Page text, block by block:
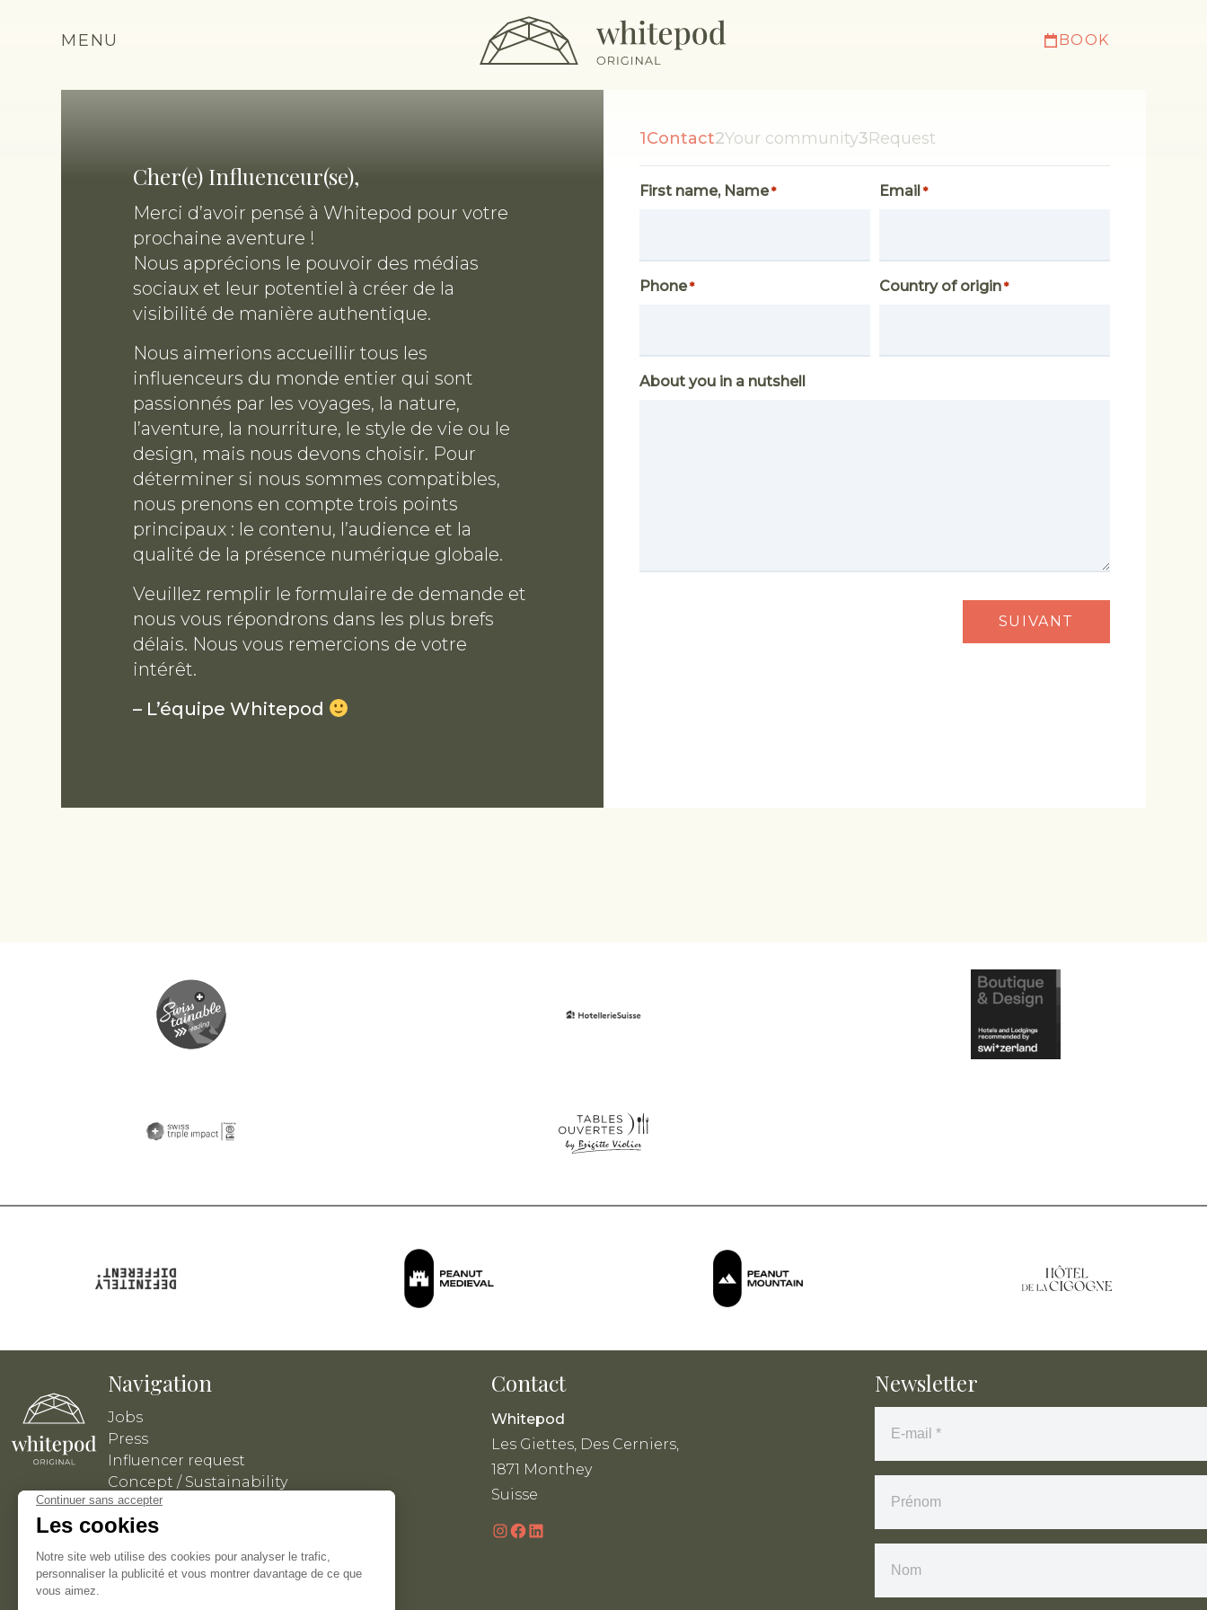
MENU BOOK
Hébergements
Séminaires & Events
Wellnest Retreats
L’été en chalet
Cher(e) Influenceur(se),
Merci d’avoir pensé à Whitepod pour votre
prochaine aventure !
Nous apprécions le pouvoir des médias
sociaux et leur potentiel à créer de la
visibilité de manière authentique.
Nous aimerions accueillir tous les
influenceurs du monde entier qui sont
passionnés par les voyages, la nature,
l’aventure, la nourriture, le style de vie ou le
design, mais nous devons choisir. Pour
déterminer si nous sommes compatibles,
nous prenons en compte trois points
principaux : le contenu, l’audience et la
qualité de la présence numérique globale.
Veuillez remplir le formulaire de demande et
nous vous répondrons dans les plus brefs
délais. Nous vous remercions de votre
intérêt.
– L’équipe Whitepod
1Contact2Your community3Request
First name, Name * Email *
Phone * Country of origin *
About you in a nutshell
Navigation
Jobs
Press
Influencer request
Concept / Sustainability
Politique de confidentialité
Conditions générales
Contact
Whitepod
Les Giettes, Des Cerniers,
1871 Monthey
Suisse
Instagram Facebook LinkedIn
Newsletter